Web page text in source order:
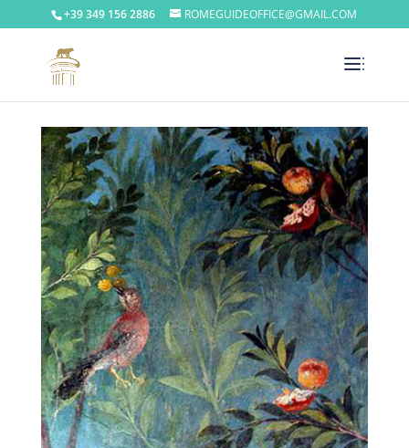
+39 349 156 2886 ROMEGUIDEOFFICE@GMAIL.COM